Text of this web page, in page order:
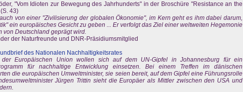
"Vom Idioten zur Bewegung des Jahrhunderts" in der Broschüre "Resistance an the
43)
von einer "Zivilisierung der globalen Ökonomie", im Kern geht es ihm dabei darum,
ein europäisches Gesicht zu geben ... Er verfolgt das Ziel einer weltweiten Hegemonie
von Deutschland geprägt wird.
der Naturfreunde und DNR-Präsidiumsmitglied
des Nationalen Nachhaltigkeitsrates
der Europäischen Union wollen sich auf dem UN-Gipfel in Johannesburg für ein
für nachhaltige Entwicklung einsetzen. Bei einem Treffen im dänischen
die europäischen Umweltminister, sie seien bereit, auf dem Gipfel eine Führungsrolle
Jürgen Trittin sieht die Europäer als Mittler zwischen den USA und